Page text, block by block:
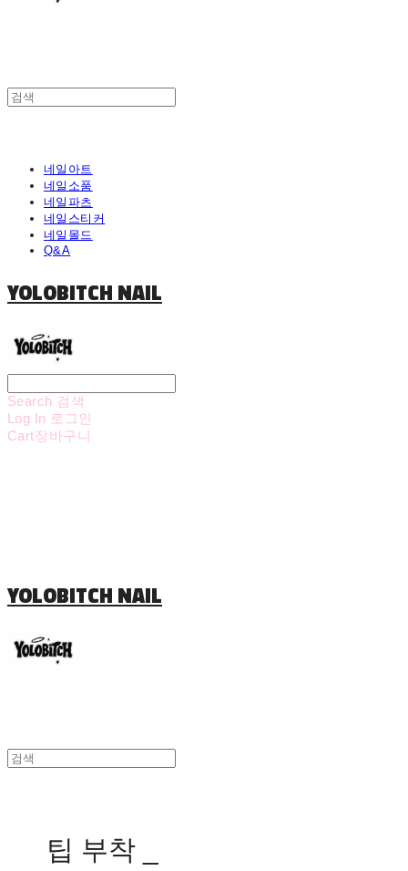
네일아트
네일소품
네일파츠
네일스티커
네일몰드
Q&A
YOLOBITCH NAIL
Search 검색
Log In 로그인
Cart장바구니
YOLOBITCH NAIL
팁 부착 _